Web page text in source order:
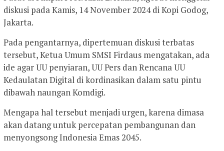
diskusi pada Kamis, 14 November 2024 di Kopi Godog,
Jakarta.
Pada pengantarnya, dipertemuan diskusi terbatas
tersebut, Ketua Umum SMSI Firdaus mengatakan, ada
ide agar UU penyiaran, UU Pers dan Rencana UU
Kedaulatan Digital di kordinasikan dalam satu pintu
dibawah naungan Komdigi.
Mengapa hal tersebut menjadi urgen, karena dimasa
akan datang untuk percepatan pembangunan dan
menyongsong Indonesia Emas 2045.